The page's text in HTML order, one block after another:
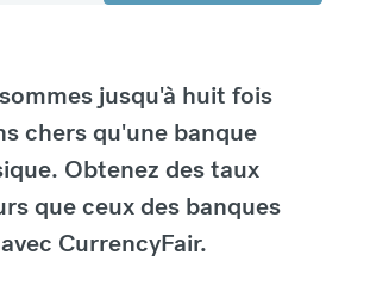
jusqu'à huit fois
chers qu'une banque
Obtenez des taux
que ceux des banques
avec CurrencyFair.